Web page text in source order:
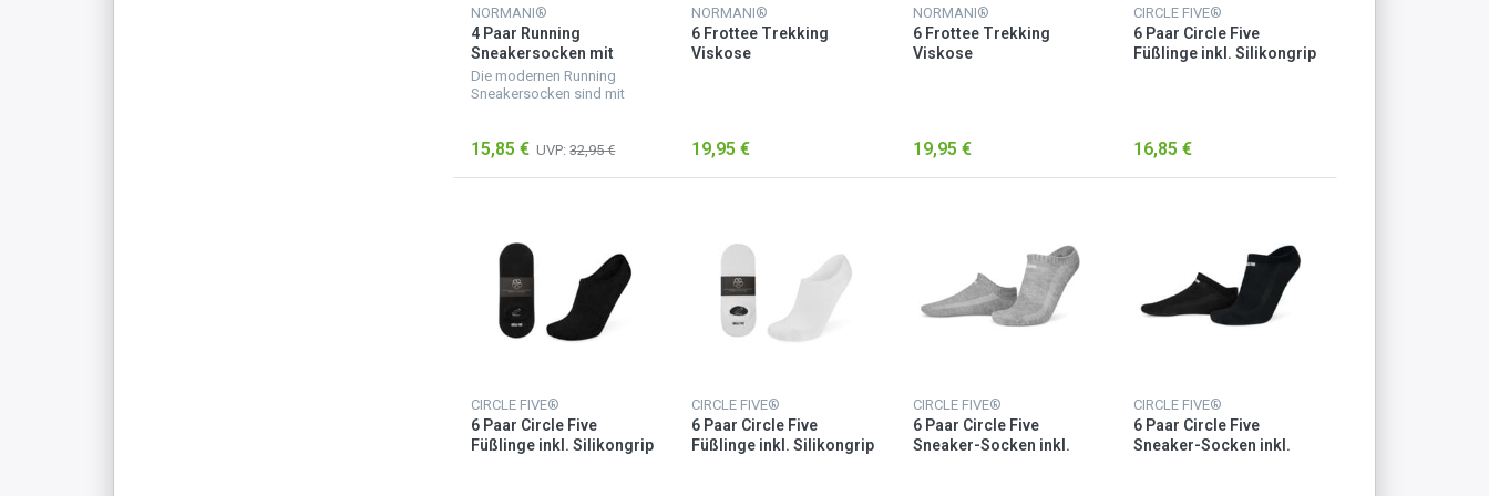
NORMANI®
4 Paar Running
Sneakersocken mit
Fersenlasche Pink
Carnation
Die modernen Running
Sneakersocken sind mit
versehen und bieten eine
für einen ausgeruhten...
15,85 € UVP: 32,95 €
NORMANI®
6 Frottee Trekking
Viskose
19,95 €
NORMANI®
6 Frottee Trekking
Viskose
19,95 €
CIRCLE FIVE®
6 Paar Circle Five
Füßlinge inkl. Silikongrip
16,85 €
CIRCLE FIVE®
6 Paar Circle Five
Füßlinge inkl. Silikongrip
CIRCLE FIVE®
6 Paar Circle Five
Füßlinge inkl. Silikongrip
CIRCLE FIVE®
6 Paar Circle Five
Sneaker-Socken inkl.
CIRCLE FIVE®
6 Paar Circle Five
Sneaker-Socken inkl.